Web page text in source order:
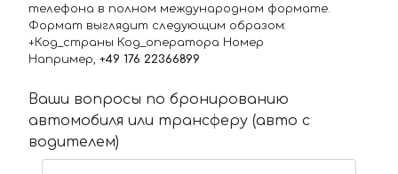
телефона в полном международном формате.
Формат выглядит следующим образом:
+Код_страны Код_оператора Номер
Например, +49 176 22366899
Ваши вопросы по бронированию
автомобиля или трансферу (авто с
водителем)